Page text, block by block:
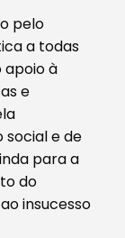
pelo
a todas
apoio à
e
social e de
para a
do
insucesso